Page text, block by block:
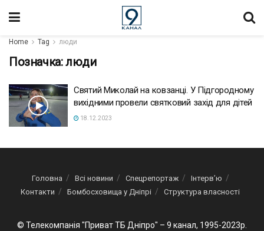
Home Tag люди
Позначка:люди
Святий Миколай на ковзанці. У Підгородному
вихідними провели святковий захід для дітей
18.12.2023
Головна Всі новини Спецрепортаж
Інтерв’ю
Контакти
Бомбосховища у Дніпрі Структура власності
© Телекомпанія "Приват ТБ Дніпро" – 9 канал, 1995-2023р.